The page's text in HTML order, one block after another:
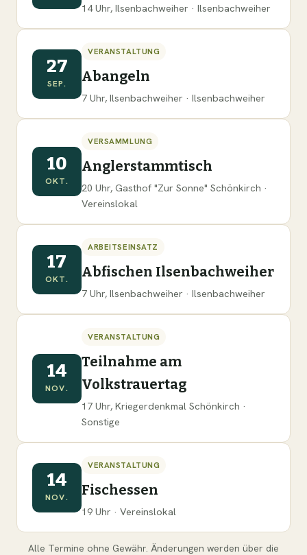
14 Uhr, Ilsenbachweiher · Ilsenbachweiher
27
SEP.
VERANSTALTUNG
Abangeln
7 Uhr, Ilsenbachweiher · Ilsenbachweiher
10
OKT.
VERSAMMLUNG
Anglerstammtisch
20 Uhr, Gasthof "Zur Sonne" Schönkirch ·
Vereinslokal
17
OKT.
ARBEITSEINSATZ
Abfischen Ilsenbachweiher
7 Uhr, Ilsenbachweiher · Ilsenbachweiher
14
NOV.
VERANSTALTUNG
Teilnahme am
Volkstrauertag
17 Uhr, Kriegerdenkmal Schönkirch ·
Sonstige
14
NOV.
VERANSTALTUNG
Fischessen
19 Uhr · Vereinslokal
Alle Termine ohne Gewähr. Änderungen werden über die